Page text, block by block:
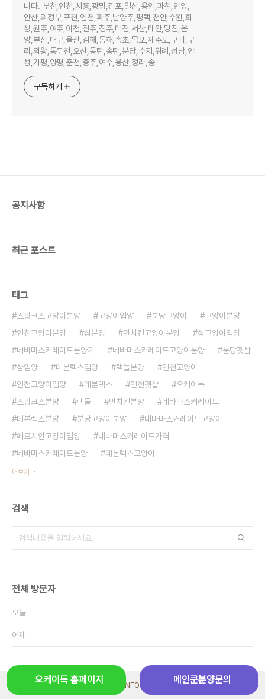
니다. 부천,인천,시흥,광명,김포,일산,용인,과천,안양,
안산,의정부,포천,연천,파주,남양주,평택,천안,수원,화
성,원주,여주,이천,전주,청주,대전,서산,태안,당진,온
양,부산,대구,울산,김해,동해,속초,목포,제주도,구미,구
리,의왕,동두천,오산,동탄,송탄,분당,수지,위례,성남,안
성,가평,양평,춘천,충주,여수,용산,청라,송
구독하기
공지사항
최근 포스트
태그
스핑크스고양이분양 고양이입양 분당고양이
고양이분양
인천고양이분양
샴분양 먼치킨고양이분양
샴고양이입양
네바마스커레이드분양가
네바마스커레이드고양이분양
분당펫샵
샴입양
데본렉스입양 랙돌분양
인천고양이
인천고양이입양
데본렉스 인천펫샵
오케이독
스핑크스분양
랙돌 먼치킨분양
네바마스커레이드
데본렉스분양
분당고양이분양
네바마스커레이드고양이
페르시안고양이입양
네바마스커레이드가격
네바마스커레이드분양
데본렉스고양이
더보기
검색
전체 방문자
오늘
어제
DESIGN BY INFOCS 관리자
오케이독 홈페이지 메인쿤분양문의